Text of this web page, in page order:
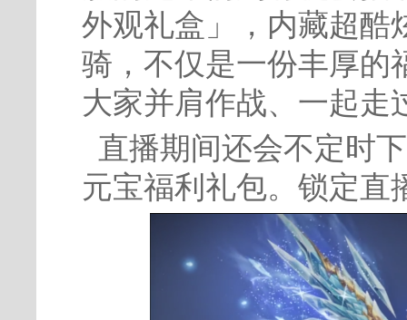
外观礼盒」，内藏超酷
骑，不仅是一份丰厚的
大家并肩作战、一起走
直播期间还会不定时
元宝福利礼包。锁定直